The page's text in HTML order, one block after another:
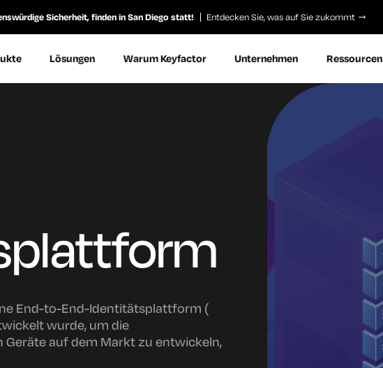
Sicherheit, finden in San Diego statt! Entdecken Sie, was auf Sie zukommt
Lösungen Warum Keyfactor Unternehmen Ressourcen
End-to-End-Identitätsplattform (
wurde, um die
auf dem Markt zu entwickeln,